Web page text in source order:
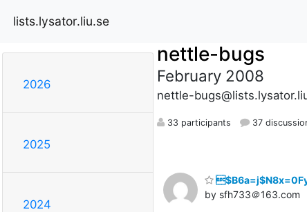
lists.lysator.liu.se
2026
2025
2024
nettle-bugs
February 2008
nettle-
33 participants 37
by sfh733＠163.com